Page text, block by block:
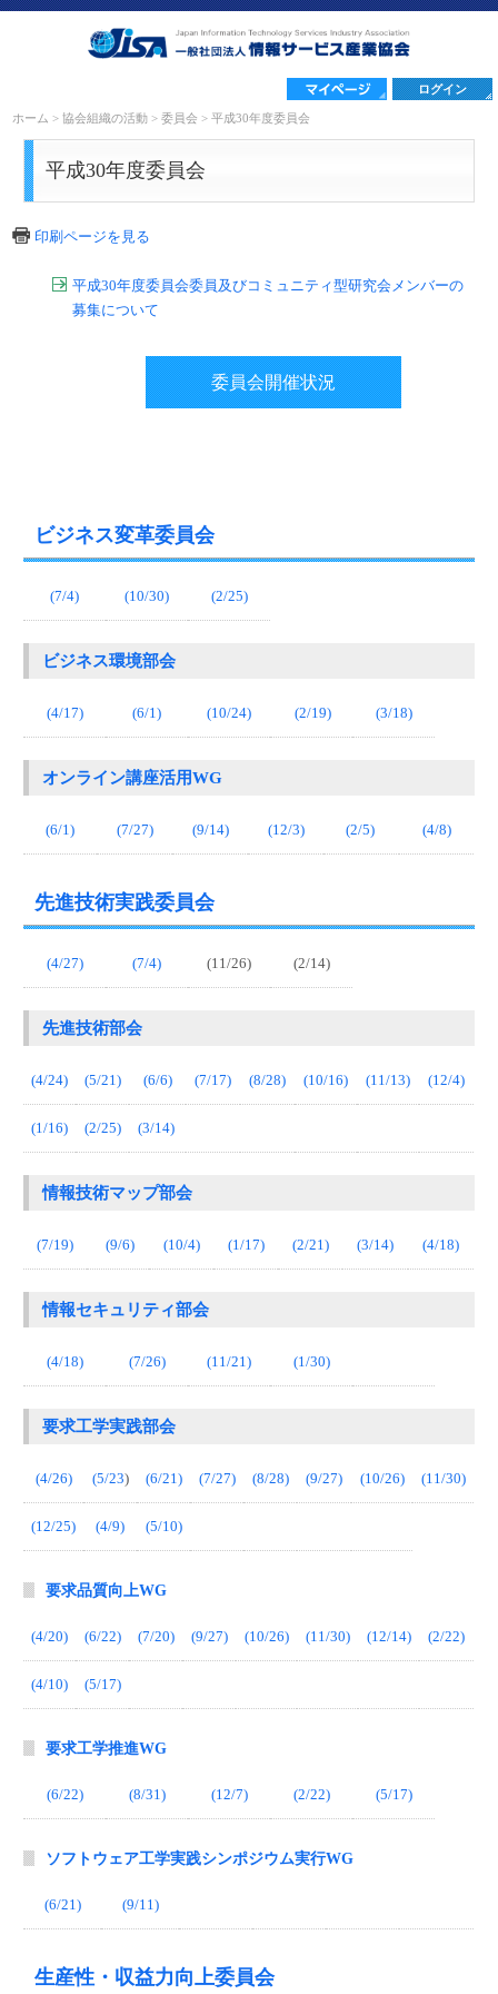
ログイン
ホーム >協会組織の活動 >委員会 >平成30年度委員会
平成30年度委員会
印刷ページを見る
平成30年度委員会委員及びコミュニティ型研究会メンバーの
募集について
委員会開催状況
ビジネス変革委員会
(7/4) (10/30) (2/25)
ビジネス環境部会
(4/17) (6/1) (10/24) (2/19) (3/18)
オンライン講座活用WG
(6/1) (7/27) (9/14) (12/3) (2/5) (4/8)
先進技術実践委員会
(4/27) (7/4) (11/26) (2/14)
先進技術部会
(4/24) (5/21) (6/6) (7/17) (8/28) (10/16) (11/13) (12/4)
(1/16) (2/25) (3/14)
情報技術マップ部会
(7/19) (9/6) (10/4) (1/17) (2/21) (3/14) (4/18)
情報セキュリティ部会
(4/18) (7/26) (11/21) (1/30)
要求工学実践部会
(4/26) (5/23) (6/21) (7/27) (8/28) (9/27) (10/26) (11/30)
(12/25) (4/9) (5/10)
要求品質向上WG
(4/20) (6/22) (7/20) (9/27) (10/26) (11/30) (12/14) (2/22)
(4/10) (5/17)
要求工学推進WG
(6/22) (8/31) (12/7) (2/22) (5/17)
ソフトウェア工学実践シンポジウム実行WG
(6/21) (9/11)
生産性・収益力向上委員会